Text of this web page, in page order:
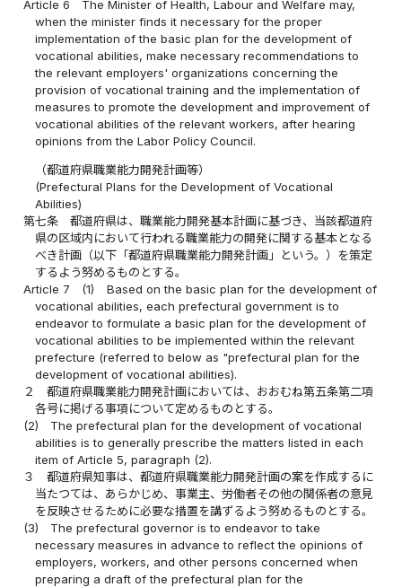
Article 6
The Minister of Health, Labour and Welfare may,
when the minister finds it necessary for the proper
implementation of the basic plan for the development of
vocational abilities, make necessary recommendations to
the relevant employers' organizations concerning the
provision of vocational training and the implementation of
measures to promote the development and improvement of
vocational abilities of the relevant workers, after hearing
opinions from the Labor Policy Council.
（都道府県職業能力開発計画等）
(Prefectural Plans for the Development of Vocational
Abilities)
第七条
都道府県は、職業能力開発基本計画に基づき、当該都道府
県の区域内において行われる職業能力の開発に関する基本となる
べき計画（以下「都道府県職業能力開発計画」という。）を策定
するよう努めるものとする。
Article 7
(1)
Based on the basic plan for the development of
vocational abilities, each prefectural government is to
endeavor to formulate a basic plan for the development of
vocational abilities to be implemented within the relevant
prefecture (referred to below as "prefectural plan for the
development of vocational abilities).
２
都道府県職業能力開発計画においては、おおむね第五条第二項
各号に掲げる事項について定めるものとする。
(2)
The prefectural plan for the development of vocational
abilities is to generally prescribe the matters listed in each
item of Article 5, paragraph (2).
３
都道府県知事は、都道府県職業能力開発計画の案を作成するに
当たつては、あらかじめ、事業主、労働者その他の関係者の意見
を反映させるために必要な措置を講ずるよう努めるものとする。
(3)
The prefectural governor is to endeavor to take
necessary measures in advance to reflect the opinions of
employers, workers, and other persons concerned when
preparing a draft of the prefectural plan for the